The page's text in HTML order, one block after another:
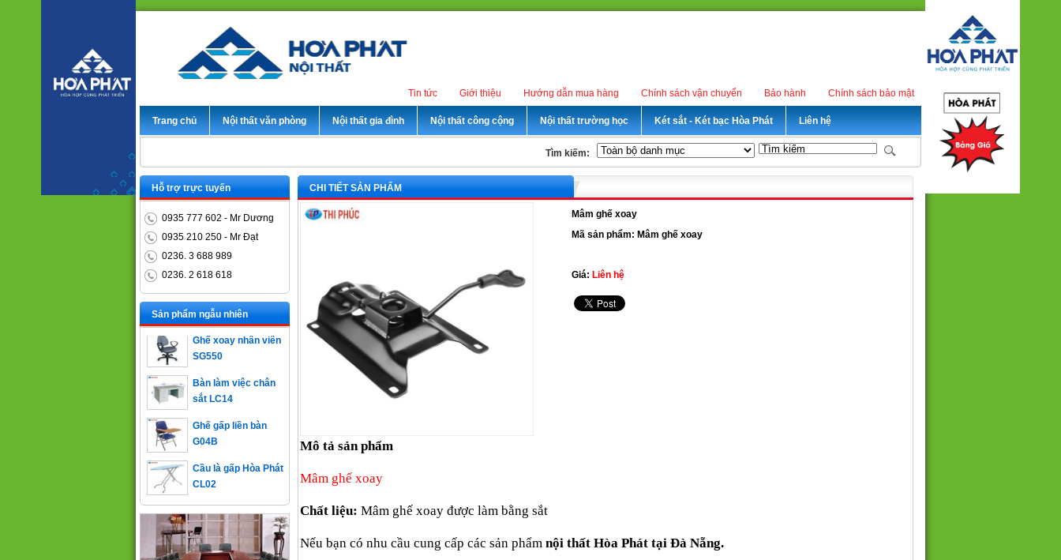
Chính sách bảo mật
Bảo hành
Chính sách vận chuyển
Hướng dẫn mua hàng
Giới thiệu
Tin tức
Trang chủ Nội thất văn phòng Nội thất gia đình Nội thất công cộng Nội thất trường học Két sắt - Két bạc Hòa Phát Liên hệ
Tìm kiếm:
CHI TIẾT SẢN PHẨM
Mâm ghế xoay
Mã sản phẩm: Mâm ghế xoay
Giá: Liên hệ
Mô tả sản phẩm
Mâm ghế xoay
Chất liệu: Mâm ghế xoay được làm bằng sắt
Nếu bạn có nhu cầu cung cấp các sản phẩm nội thất Hòa Phát tại Đà Nẵng.
Hỗ trợ trực tuyến
0935 777 602 - Mr Dương
0935 210 250 - Mr Đạt
0236. 3 688 989
0236. 2 618 618
Sản phẩm ngẫu nhiên
ET1400D
Ghế xoay nhân viên
SG550
sắt LC14
G04B
CL02